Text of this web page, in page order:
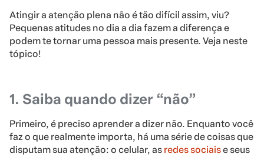
Atingir a atenção plena não é tão difícil assim, viu?
Pequenas atitudes no dia a dia fazem a diferença e
podem te tornar uma pessoa mais presente. Veja neste
tópico!
1. Saiba quando dizer “não”
Primeiro, é preciso aprender a dizer não. Enquanto você
faz o que realmente importa, há uma série de coisas que
disputam sua atenção: o celular, as redes sociaise seus